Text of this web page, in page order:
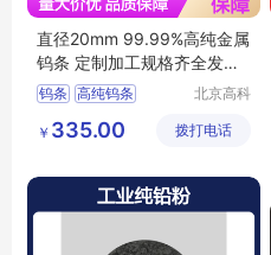
直径20mm 99.99%高纯金属
钨条 定制加工规格齐全发货
快
钨条 高纯钨条
北京高科
技有限公
￥ 335.00 拨打电话